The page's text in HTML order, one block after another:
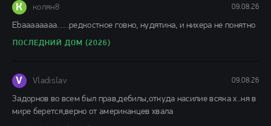
К колян8 09.08.26
Еbaaaaaaaa......редкостное говно, нудятина, и нихера не понятно
ПОСЛЕДНИЙ ДОМ (2026)
V Vladislav 09.08.26
Задорнов во всем был прав,дебилы,откуда насилие всяка х..ня в
мире берется,верно от американцев хвала